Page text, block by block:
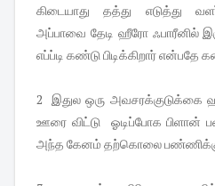
கிடையாது தத்து எடுத்து
அப்பாவை தேடி ஹீரோ ஃபாரீனில்
எப்ப்டி கண்டு பிடிக்கிறார் என்பதே
2 இதுல ஒரு
ஊரை விட்டு ஓடிப்போக பிளான்
அந்த கேனம் தற்கொலை